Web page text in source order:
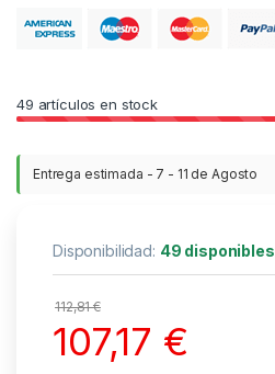
49 artículos en stock
Entrega estimada - 7 - 11 de Agosto
Disponibilidad: 49 disponibles
112,81€
107,17 €